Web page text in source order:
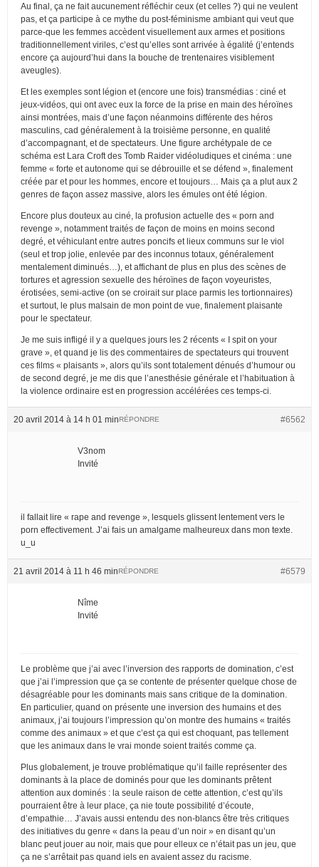
Au final, ça ne fait aucunement réfléchir ceux (et celles ?) qui ne veulent
pas, et ça participe à ce mythe du post-féminisme ambiant qui veut que
parce-que les femmes accèdent visuellement aux armes et positions
traditionnellement viriles, c’est qu’elles sont arrivée à égalité (j’entends
encore ça aujourd’hui dans la bouche de trentenaires visiblement
aveugles).
Et les exemples sont légion et (encore une fois) transmédias : ciné et
jeux-vidéos, qui ont avec eux la force de la prise en main des héroïnes
ainsi montrées, mais d’une façon néanmoins différente des héros
masculins, cad généralement à la troisième personne, en qualité
d’accompagnant, et de spectateurs. Une figure archétypale de ce
schéma est Lara Croft des Tomb Raider vidéoludiques et cinéma : une
femme « forte et autonome qui se débrouille et se défend », finalement
créée par et pour les hommes, encore et toujours… Mais ça a plut aux 2
genres de façon assez massive, alors les émules ont été légion.
Encore plus douteux au ciné, la profusion actuelle des « porn and
revenge », notamment traités de façon de moins en moins second
degré, et véhiculant entre autres poncifs et lieux communs sur le viol
(seul et trop jolie, enlevée par des inconnus totaux, généralement
mentalement diminués…), et affichant de plus en plus des scènes de
tortures et agression sexuelle des héroïnes de façon voyeuristes,
érotisées, semi-active (on se croirait sur place parmis les tortionnaires)
et surtout, le plus malsain de mon point de vue, finalement plaisante
pour le spectateur.
Je me suis infligé il y a quelques jours les 2 récents « I spit on your
grave », et quand je lis des commentaires de spectateurs qui trouvent
ces films « plaisants », alors qu’ils sont totalement dénués d’humour ou
de second degré, je me dis que l’anesthésie générale et l’habituation à
la violence ordinaire est en progression accélérées ces temps-ci.
20 avril 2014 à 14 h 01 min #6562
RÉPONDRE
V3nom
Invité
il fallait lire « rape and revenge », lesquels glissent lentement vers le
porn effectivement. J’ai fais un amalgame malheureux dans mon texte.
u_u
21 avril 2014 à 11 h 46 min #6579
RÉPONDRE
Nîme
Invité
Le problème que j’ai avec l’inversion des rapports de domination, c’est
que j’ai l’impression que ça se contente de présenter quelque chose de
désagréable pour les dominants mais sans critique de la domination.
En particulier, quand on présente une inversion des humains et des
animaux, j’ai toujours l’impression qu’on montre des humains « traités
comme des animaux » et que c’est ça qui est choquant, pas tellement
que les animaux dans le vrai monde soient traités comme ça.
Plus globalement, je trouve problématique qu’il faille représenter des
dominants à la place de dominés pour que les dominants prêtent
attention aux dominés : la seule raison de cette attention, c’est qu’ils
pourraient être à leur place, ça nie toute possibilité d’écoute,
d’empathie… J’avais aussi entendu des non-blancs être très critiques
des initiatives du genre « dans la peau d’un noir » en disant qu’un
blanc peut jouer au noir, mais que pour elleux ce n’était pas un jeu, que
ça ne s’arrêtait pas quand iels en avaient assez du racisme.